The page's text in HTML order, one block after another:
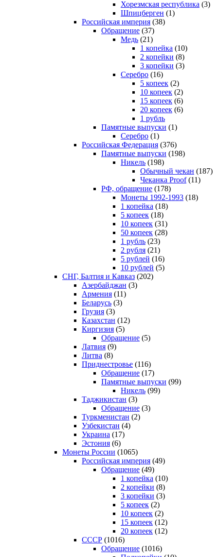
Хорезмская республика (3)
Шпицберген (1)
Российская империя (38)
Обращение (37)
Медь (21)
1 копейка (10)
2 копейки (8)
3 копейки (3)
Серебро (16)
5 копеек (2)
10 копеек (2)
15 копеек (6)
20 копеек (6)
1 рубль
Памятные выпуски (1)
Серебро (1)
Российская Федерация (376)
Памятные выпуски (198)
Никель (198)
Обычный чекан (187)
Чеканка Proof(11)
РФ, обращение (178)
Монеты 1992-1993 (18)
1 копейка (18)
5 копеек (18)
10 копеек (31)
50 копеек (28)
1 рубль (23)
2 рубля (21)
5 рублей (16)
10 рублей (5)
СНГ, Балтия и Кавказ (202)
Азербайджан (3)
Армения (11)
Беларусь (3)
Грузия (3)
Казахстан (12)
Киргизия (5)
Обращение (5)
Латвия (9)
Литва (8)
Приднестровье (116)
Обращение (17)
Памятные выпуски (99)
Никель (99)
Таджикистан (3)
Обращение (3)
Туркменистан (2)
Узбекистан (4)
Украина (17)
Эстония (6)
Монеты России (1065)
Российская империя (49)
Обращение (49)
1 копейка (10)
2 копейки (8)
3 копейки (3)
5 копеек (2)
10 копеек (2)
15 копеек (12)
20 копеек (12)
СССР (1016)
Обращение (1016)